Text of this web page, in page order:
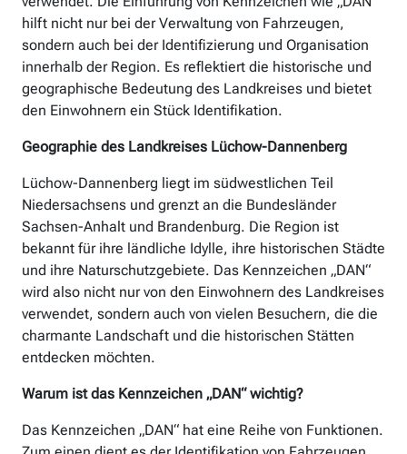
hilft nicht nur bei der Verwaltung von Fahrzeugen,
sondern auch bei der Identifizierung und Organisation
innerhalb der Region. Es reflektiert die historische und
geographische Bedeutung des Landkreises und bietet
den Einwohnern ein Stück Identifikation.
Geographie des Landkreises Lüchow-Dannenberg
Lüchow-Dannenberg liegt im südwestlichen Teil
Niedersachsens und grenzt an die Bundesländer
Sachsen-Anhalt und Brandenburg. Die Region ist
bekannt für ihre ländliche Idylle, ihre historischen Städte
und ihre Naturschutzgebiete. Das Kennzeichen „DAN“
wird also nicht nur von den Einwohnern des Landkreises
verwendet, sondern auch von vielen Besuchern, die die
charmante Landschaft und die historischen Stätten
entdecken möchten.
Warum ist das Kennzeichen „DAN“ wichtig?
Das Kennzeichen „DAN“ hat eine Reihe von Funktionen.